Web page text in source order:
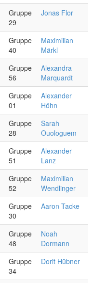
Gruppe
29
Jonas Flor
Gruppe
40
Maximilian
Märkl
Gruppe
56
Alexandra
Marquardt
Gruppe
01
Alexander
Höhn
Gruppe
28
Sarah
Ouologuem
Gruppe
51
Alexander
Lanz
Gruppe
52
Maximilian
Wendlinger
Gruppe
30
Aaron Tacke
Gruppe
48
Noah
Dormann
Gruppe
34
Dorit Hübner